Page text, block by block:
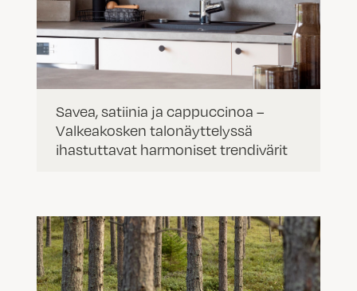
Savea, satiinia ja cappuccinoa –
Valkeakosken talonäyttelyssä
ihastuttavat harmoniset trendivärit